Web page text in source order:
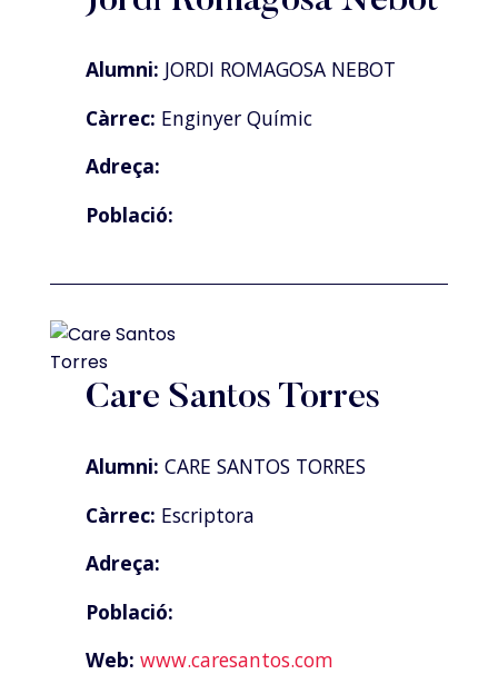
Alumni: JORDI ROMAGOSA NEBOT
Càrrec: Enginyer Químic
Adreça:
Població:
Care Santos Torres
Alumni: CARE SANTOS TORRES
Càrrec: Escriptora
Adreça:
Població:
Web: www.caresantos.com